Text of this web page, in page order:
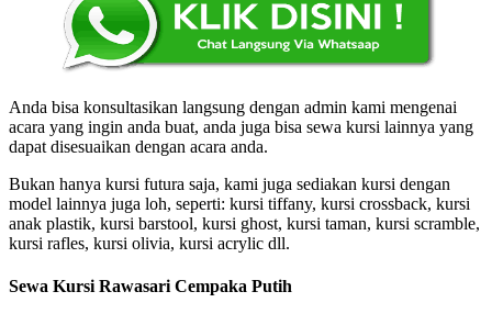
Anda bisa konsultasikan langsung dengan admin kami mengenai
acara yang ingin anda buat, anda juga bisa sewa kursi lainnya yang
dapat disesuaikan dengan acara anda.
Bukan hanya kursi futura saja, kami juga sediakan kursi dengan
model lainnya juga loh, seperti: kursi tiffany, kursi crossback, kursi
anak plastik, kursi barstool, kursi ghost, kursi taman, kursi scramble,
kursi rafles, kursi olivia, kursi acrylic dll.
Sewa Kursi Rawasari Cempaka Putih